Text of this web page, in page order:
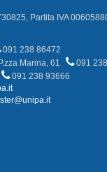
Partita IVA
091 238 86472
Marina, 61
091
091 238 93666